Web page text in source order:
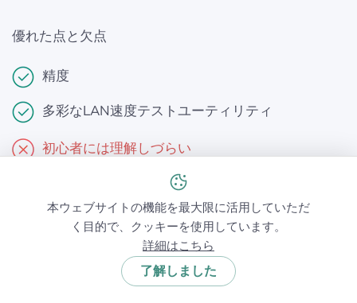
優れた点と欠点
精度
多彩なLAN速度テストユーティリティ
初心者には理解しづらい
チョイス #6
本ウェブサイトの機能を最大限に活用していただ
く目的で、クッキーを使用しています。
詳細はこちら
了解しました